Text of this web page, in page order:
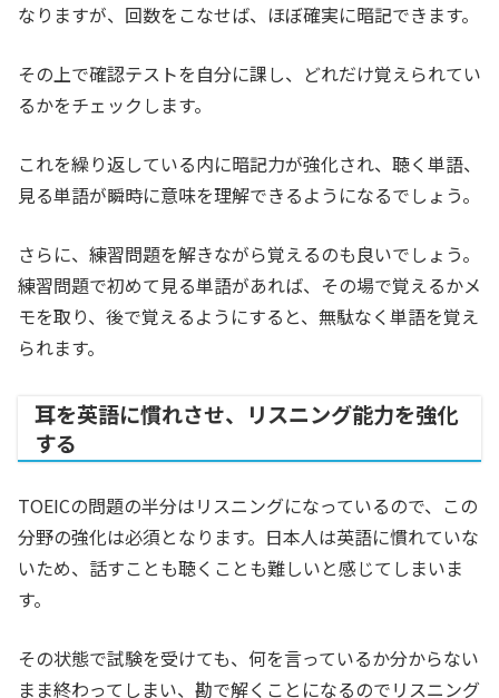
なりますが、回数をこなせば、ほぼ確実に暗記できます。
その上で確認テストを自分に課し、どれだけ覚えられてい
るかをチェックします。
これを繰り返している内に暗記力が強化され、聴く単語、
見る単語が瞬時に意味を理解できるようになるでしょう。
さらに、練習問題を解きながら覚えるのも良いでしょう。
練習問題で初めて見る単語があれば、その場で覚えるかメ
モを取り、後で覚えるようにすると、無駄なく単語を覚え
られます。
耳を英語に慣れさせ、リスニング能力を強化
する
TOEICの問題の半分はリスニングになっているので、この
分野の強化は必須となります。日本人は英語に慣れていな
いため、話すことも聴くことも難しいと感じてしまいま
す。
その状態で試験を受けても、何を言っているか分からない
まま終わってしまい、勘で解くことになるのでリスニング